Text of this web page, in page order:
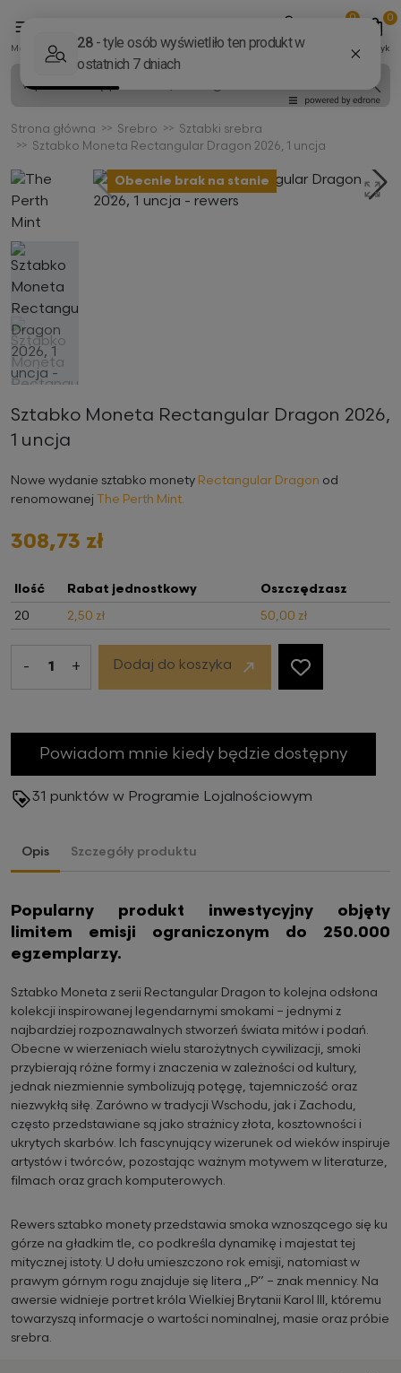
Menu Konto Ulubione
0 0
Koszyk
Strona główna Srebro
Sztabki srebra
Sztabko Moneta Rectangular Dragon 2026, 1 uncja
Obecnie brak na stanie
Poprzedni
Sztabko Moneta Rectangular Dragon 2026,
1 uncja
Nowe wydanie sztabko monety Rectangular Dragon od
renomowanej The Perth Mint.
308,73 zł
Ilość Rabat jednostkowy
Oszczędzasz
20
2,50 zł 50,00 zł
- + Dodaj do koszyka
Powiadom mnie kiedy będzie dostępny
31 punktów w Programie Lojalnościowym
Opis Szczegóły produktu
Popularny produkt inwestycyjny objęty
limitem emisji ograniczonym do 250.000
egzemplarzy.
Sztabko Moneta z serii Rectangular Dragon to kolejna odsłona
kolekcji inspirowanej legendarnymi smokami – jednymi z
najbardziej rozpoznawalnych stworzeń świata mitów i podań.
Obecne w wierzeniach wielu starożytnych cywilizacji, smoki
przybierają różne formy i znaczenia w zależności od kultury,
jednak niezmiennie symbolizują potęgę, tajemniczość oraz
niezwykłą siłę. Zarówno w tradycji Wschodu, jak i Zachodu,
często przedstawiane są jako strażnicy złota, kosztowności i
ukrytych skarbów. Ich fascynujący wizerunek od wieków inspiruje
artystów i twórców, pozostając ważnym motywem w literaturze,
filmach oraz grach komputerowych.
Rewers sztabko monety przedstawia smoka wznoszącego się ku
górze na gładkim tle, co podkreśla dynamikę i majestat tej
mitycznej istoty. U dołu umieszczono rok emisji, natomiast w
prawym górnym rogu znajduje się litera „P” – znak mennicy. Na
awersie widnieje portret króla Wielkiej Brytanii Karol III, któremu
towarzyszą informacje o wartości nominalnej, masie oraz próbie
srebra.